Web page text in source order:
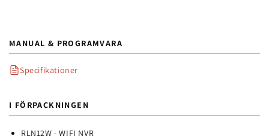
MANUAL & PROGRAMVARA
Specifikationer
I FÖRPACKNINGEN
RLN12W - WIFI NVR